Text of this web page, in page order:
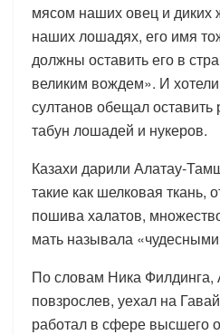
мясом наших овец и диких
наших лошадях, его имя
должны оставить его в
великим вождем». И
султанов обещал оставить
табун лошадей и нукеров.
Казахи дарили Алатау-
такие как шелковая ткань,
пошива халатов,
мать называла
По словам Ника
повзрослев, уехал на
работал в сфере высшего